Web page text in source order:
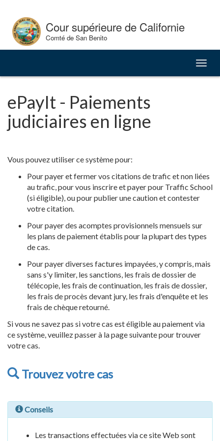
Content
Cour supérieure de Californie
Comté de San Benito
ePayIt - Paiements
judiciaires en ligne
Vous pouvez utiliser ce système pour:
Pour payer et fermer vos citations de trafic et non liées
au trafic, pour vous inscrire et payer pour Traffic School
(si éligible), ou pour publier une caution et contester
votre citation.
Pour payer des acomptes provisionnels mensuels sur
les plans de paiement établis pour la plupart des types
de cas.
Pour payer diverses factures impayées, y compris, mais
sans s'y limiter, les sanctions, les frais de dossier de
télécopie, les frais de continuation, les frais de dossier,
les frais de procès devant jury, les frais d'enquête et les
frais de chèque retourné.
Si vous ne savez pas si votre cas est éligible au paiement via
ce système, veuillez passer à la page suivante pour trouver
votre cas.
Trouvez votre cas
Conseils
Les transactions effectuées via ce site Web sont